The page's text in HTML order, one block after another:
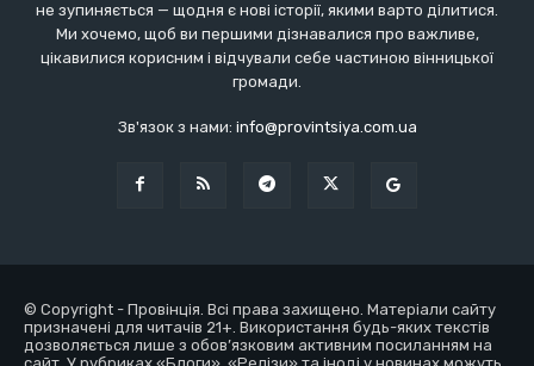
не зупиняється — щодня є нові історії, якими варто ділитися.
Ми хочемо, щоб ви першими дізнавалися про важливе,
цікавилися корисним і відчували себе частиною вінницької
громади.
Зв'язок з нами: info@provintsiya.com.ua
© Copyright - Провінція. Всі права захищено. Матеріали сайту
призначені для читачів 21+. Використання будь-яких текстів
дозволяється лише з обов’язковим активним посиланням на